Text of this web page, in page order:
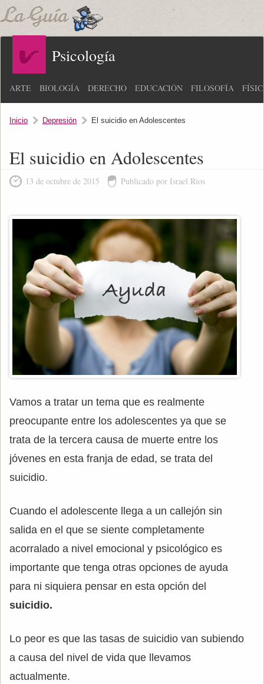
Psicología
ARTE BIOLOGÍA DERECHO EDUCACIÓN FILOSOFÍA
Inicio Depresión El suicidio en Adolescentes
El suicidio en Adolescentes
13 de octubre de 2015 Publicado por Israel Rios
Vamos a tratar un tema que es realmente
preocupante entre los adolescentes ya que se
trata de la tercera causa de muerte entre los
jóvenes en esta franja de edad, se trata del
suicidio.
Cuando el adolescente llega a un callejón sin
salida en el que se siente completamente
acorralado a nivel emocional y psicológico es
importante que tenga otras opciones de ayuda
para ni siquiera pensar en esta opción del
suicidio.
Lo peor es que las tasas de suicidio van subiendo
a causa del nivel de vida que llevamos
actualmente.